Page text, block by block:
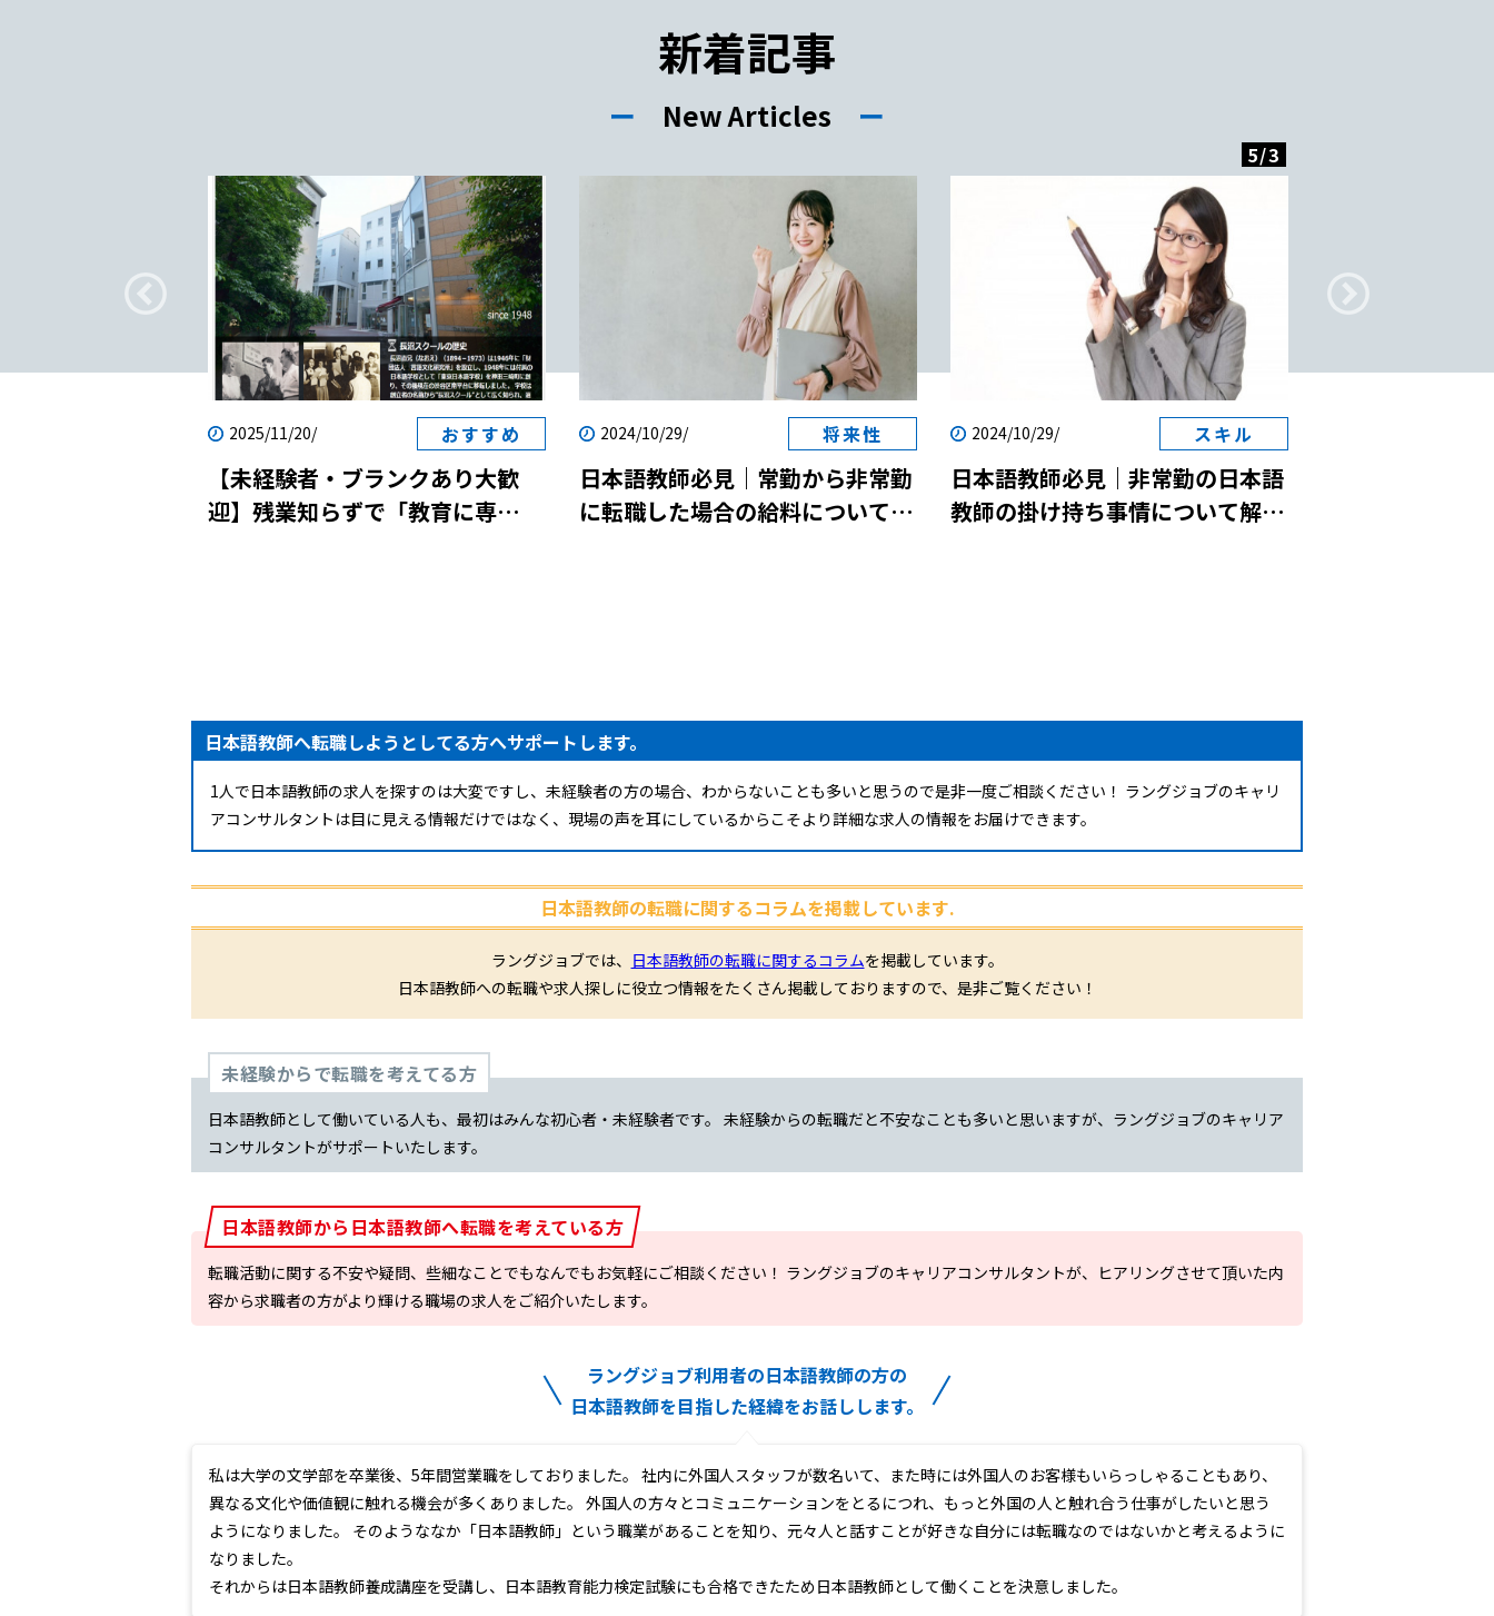
紹介！
新着記事
ー New Articles ー
2025/11/20/ おすすめ
【未経験者・ブランクあり大歓
迎】残業知らずで「教育に専
2024/10/29/ 将来性
日本語教師必見｜常勤から非常勤
に転職した場合の給料について解
2024/10/29/ スキル
日本語教師必見｜非常勤の日本語
教師の掛け持ち事情について解
5/3
日本語教師へ転職しようとしてる方へサポートします。
1人で日本語教師の求人を探すのは大変ですし、未経験者の方の場合、わからないことも多いと思うので是非一度ご相談ください！ ラングジョブのキャリ
アコンサルタントは目に見える情報だけではなく、現場の声を耳にしているからこそより詳細な求人の情報をお届けできます。
日本語教師の転職に関するコラムを掲載しています.
ラングジョブでは、 日本語教師の転職に関するコラムを掲載しています。
日本語教師への転職や求人探しに役立つ情報をたくさん掲載しておりますので、是非ご覧ください！
未経験からで転職を考えてる方
日本語教師として働いている人も、最初はみんな初心者・未経験者です。 未経験からの転職だと不安なことも多いと思いますが、ラングジョブのキャリア
コンサルタントがサポートいたします。
日本語教師から日本語教師へ転職を考えている方
転職活動に関する不安や疑問、些細なことでもなんでもお気軽にご相談ください！ ラングジョブのキャリアコンサルタントが、ヒアリングさせて頂いた内
容から求職者の方がより輝ける職場の求人をご紹介いたします。
ラングジョブ利用者の日本語教師の方の
日本語教師を目指した経緯をお話しします。
私は大学の文学部を卒業後、5年間営業職をしておりました。 社内に外国人スタッフが数名いて、また時には外国人のお客様もいらっしゃることもあり、
異なる文化や価値観に触れる機会が多くありました。 外国人の方々とコミュニケーションをとるにつれ、もっと外国の人と触れ合う仕事がしたいと思う
ようになりました。 そのようななか「日本語教師」という職業があることを知り、元々人と話すことが好きな自分には転職なのではないかと考えるように
なりました。
それからは日本語教師養成講座を受講し、日本語教育能力検定試験にも合格できたため日本語教師として働くことを決意しました。